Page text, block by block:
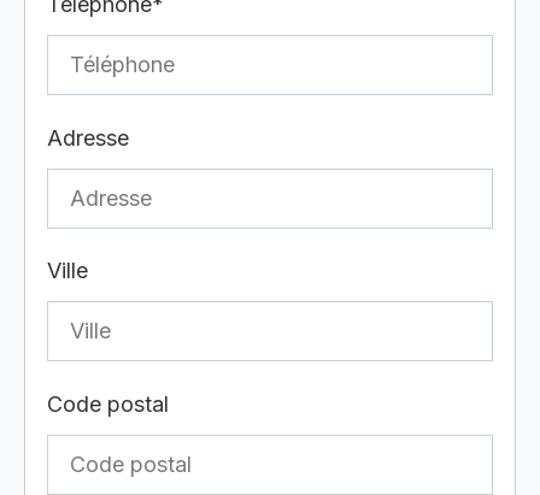
Adresse
Ville
Code postal